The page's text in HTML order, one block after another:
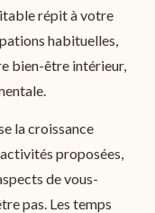
répit à votre
habituelles,
bien-être intérieur,
la croissance
proposées,
de vous-
pas. Les temps